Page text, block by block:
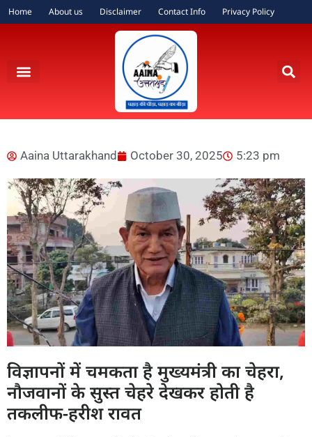
Home About us Disclaimer Contact Info Privacy Policy
Aaina Uttarakhand October 30, 2025 5:23 pm
विज्ञापनों में चमकता है मुख्यमंत्री का चेहरा,
नौजवानों के सुस्त चेहरे देखकर होती है
तकलीफ-हरीश रावत